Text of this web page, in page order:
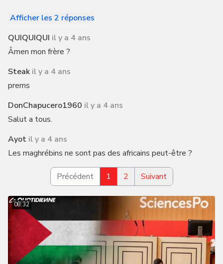
Afficher les 2 réponses
QUIQUIQUI il y a 4 ans
Âmen mon frère ?
Steak il y a 4 ans
prems
DonChapucero1960 il y a 4 ans
Salut a tous.
Ayot il y a 4 ans
Les maghrébins ne sont pas des africains peut-être ?
Précédent 1 2 Suivant
08:32